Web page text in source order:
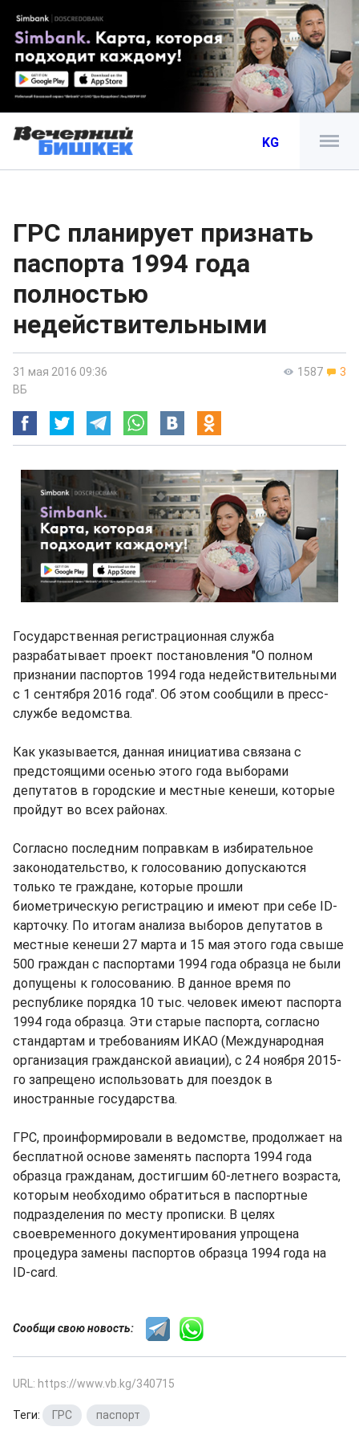
KG
ГРС планирует признать
паспорта 1994 года
полностью
недействительными
1587 3
31 мая 2016 09:36
ВБ
Государственная регистрационная служба
разрабатывает проект постановления "О полном
признании паспортов 1994 года недействительными
с 1 сентября 2016 года". Об этом сообщили в пресс-
службе ведомства.
Как указывается, данная инициатива связана с
предстоящими осенью этого года выборами
депутатов в городские и местные кенеши, которые
пройдут во всех районах.
Согласно последним поправкам в избирательное
законодательство, к голосованию допускаются
только те граждане, которые прошли
биометрическую регистрацию и имеют при себе ID-
карточку. По итогам анализа выборов депутатов в
местные кенеши 27 марта и 15 мая этого года свыше
500 граждан с паспортами 1994 года образца не были
допущены к голосованию. В данное время по
республике порядка 10 тыс. человек имеют паспорта
1994 года образца. Эти старые паспорта, согласно
стандартам и требованиям ИКАО (Международная
организация гражданской авиации), с 24 ноября 2015-
го запрещено использовать для поездок в
иностранные государства.
ГРС, проинформировали в ведомстве, продолжает на
бесплатной основе заменять паспорта 1994 года
образца гражданам, достигшим 60-летнего возраста,
которым необходимо обратиться в паспортные
подразделения по месту прописки. В целях
своевременного документирования упрощена
процедура замены паспортов образца 1994 года на
ID-card.
Сообщи свою новость:
URL: https://www.vb.kg/340715
Теги: ГРС паспорт